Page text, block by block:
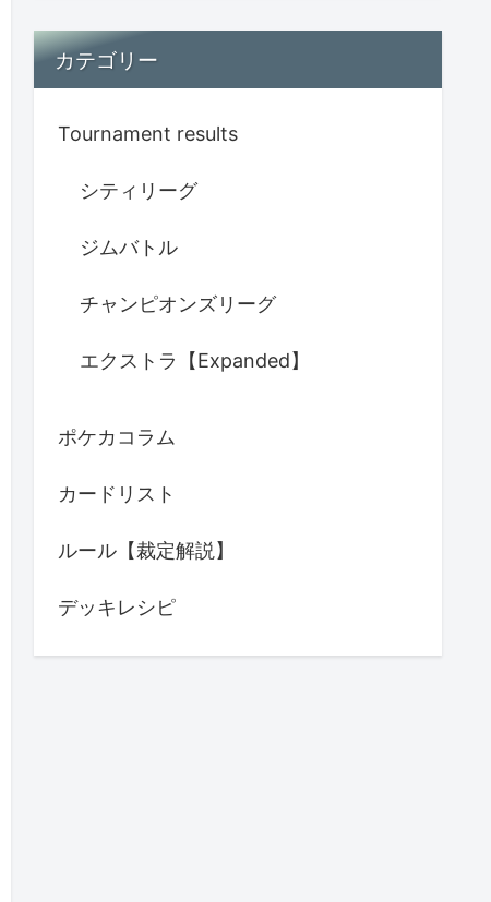
カテゴリー
Tournament results
シティリーグ
ジムバトル
チャンピオンズリーグ
エクストラ【Expanded】
ポケカコラム
カードリスト
ルール【裁定解説】
デッキレシピ